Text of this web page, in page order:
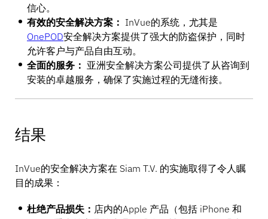
信心。
有效的安全解决方案： InVue的系统，尤其是
OnePOD安全解决方案提供了强大的防盗保护，同时
允许客户与产品自由互动。
全面的服务： 亚洲安全解决方案公司提供了从咨询到
安装的卓越服务，确保了实施过程的无缝衔接。
结果
InVue的安全解决方案在 Siam T.V. 的实施取得了令人瞩
目的成果：
杜绝产品损失： 店内的Apple 产品（包括 iPhone 和